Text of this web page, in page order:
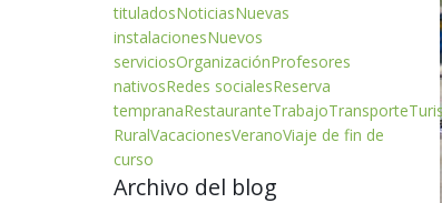
tituladosNoticiasNuevas
instalacionesNuevos
serviciosOrganizaciónProfesores
nativosRedes socialesReserva
tempranaRestauranteTrabajoTransporte
RuralVacacionesVeranoViaje de fin de
curso
Archivo del blog